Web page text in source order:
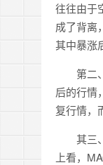
往往由于
成了背离
其中暴涨
第二、
后的行情
复行情，
其三、
上看，